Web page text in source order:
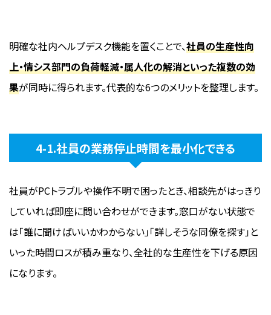
明確な社内ヘルプデスク機能を置くことで、社員の生産性向
上・情シス部門の負荷軽減・属人化の解消といった複数の効
果が同時に得られます。代表的な6つのメリットを整理します。
4-1.社員の業務停止時間を最小化できる
社員がPCトラブルや操作不明で困ったとき、相談先がはっきり
していれば即座に問い合わせができます。窓口がない状態で
は「誰に聞けばいいかわからない」「詳しそうな同僚を探す」と
いった時間ロスが積み重なり、全社的な生産性を下げる原因
になります。